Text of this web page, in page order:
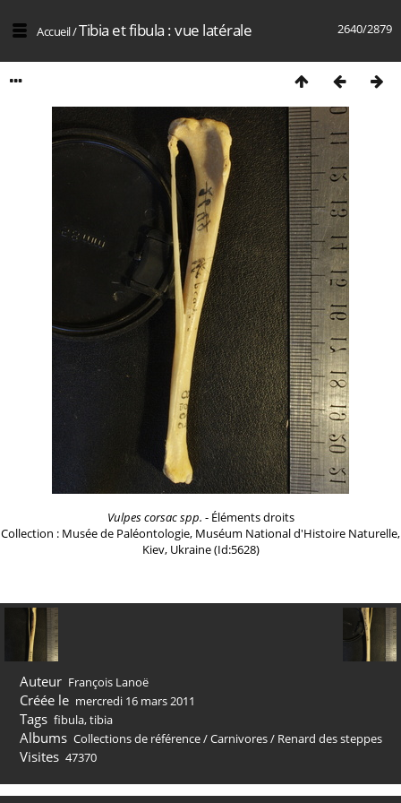
2640/2879
Accueil/Tibia et fibula : vue latérale
Vulpes corsac spp. - Éléments droits
Collection : Musée de Paléontologie, Muséum National d'Histoire Naturelle,
Kiev, Ukraine (Id:5628)
Auteur François Lanoë
Créée le mercredi 16 mars 2011
Tags fibula,tibia
Albums Collections de référence/Carnivores/ Renard des steppes
Visites 47370